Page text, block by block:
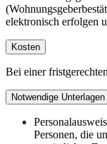
elektronisch erfolgen
Kosten
Bei einer
Notwendige Unterlagen
Personen, die